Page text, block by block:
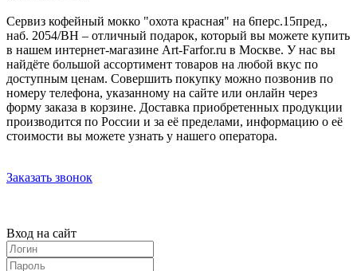
Сервиз кофейный мокко "охота красная" на 6перс.15пред.,
наб. 2054/BH – отличный подарок, который вы можете купить
в нашем интернет-магазине Art-Farfor.ru в Москве. У нас вы
найдёте большой ассортимент товаров на любой вкус по
доступным ценам. Совершить покупку можно позвонив по
номеру телефона, указанному на сайте или онлайн через
форму заказа в корзине. Доставка приобретенных продукции
производится по России и за её пределами, информацию о её
стоимости вы можете узнать у нашего оператора.
Заказать звонок
Вход на сайт